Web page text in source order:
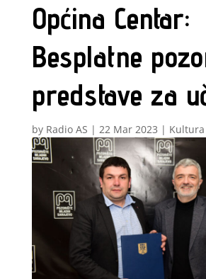
Općina Centar:
Besplatne
predstave za
by Radio AS | 22 Mar 2023 | Kultura